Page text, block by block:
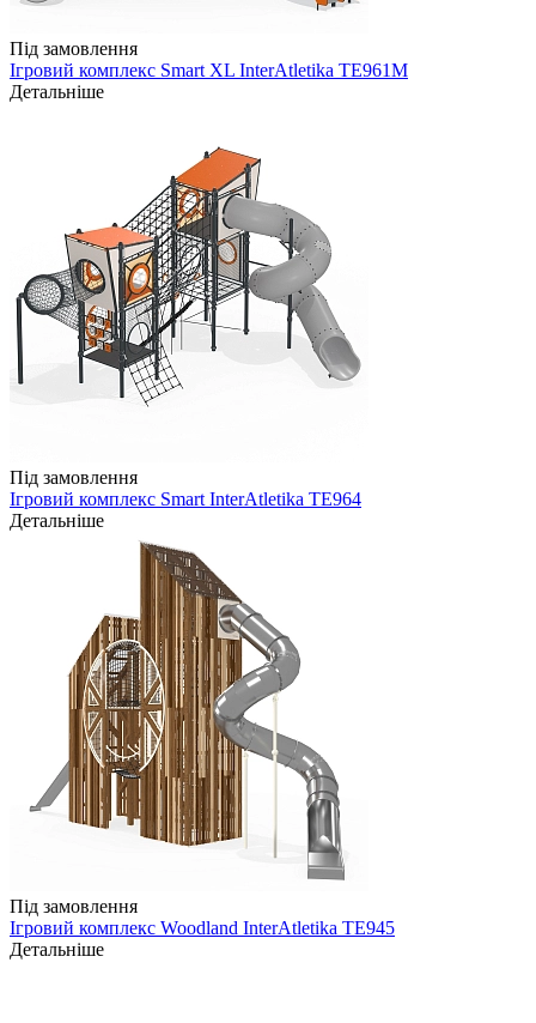
Під замовлення
Ігровий комплекс Smart XL InterAtletika TE961M
Детальніше
Під замовлення
Ігровий комплекс Smart InterAtletika TE964
Детальніше
Під замовлення
Ігровий комплекс Woodland InterAtletika TE945
Детальніше